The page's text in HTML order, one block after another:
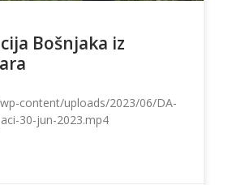
Bošnjaka iz
content/uploads/2023/06/DA-
30-jun-2023.mp4